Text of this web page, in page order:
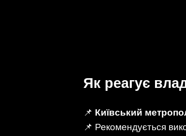
Як реагує
📌 Київський
📌 Рекомендується